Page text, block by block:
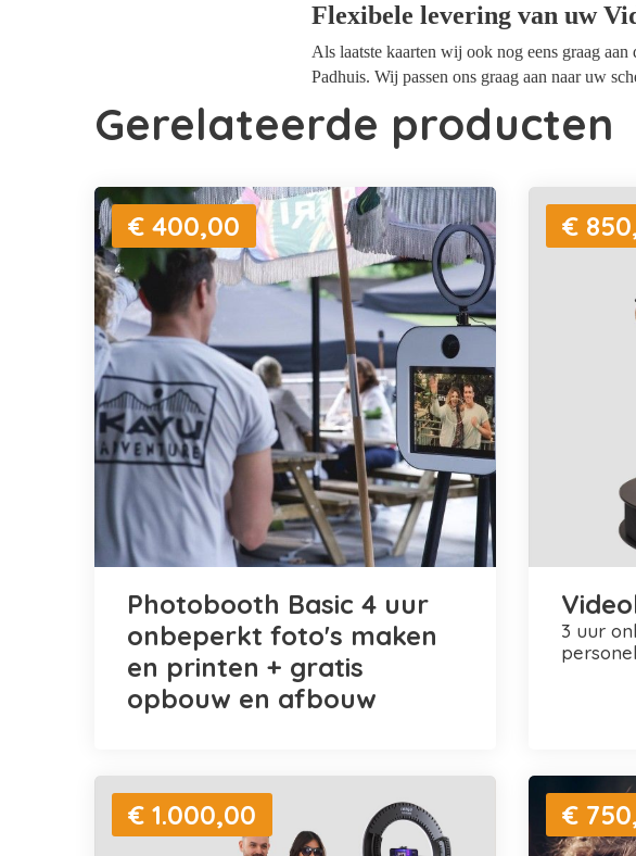
Flexibele levering van uw
Als laatste kaarten wij ook nog eens graag
Padhuis. Wij passen ons graag aan naar uw
Gerelateerde producten
€ 400,00
Photobooth Basic 4 uur
onbeperkt foto's maken
en printen + gratis
opbouw en afbouw
€
3 uur onbeperkt video's maken +
€ 1.000,00 €